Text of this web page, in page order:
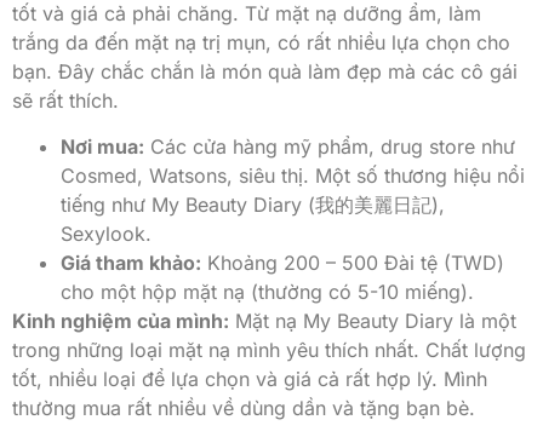
tốt và giá cả phải chăng. Từ mặt nạ dưỡng ẩm, làm
trắng da đến mặt nạ trị mụn, có rất nhiều lựa chọn cho
bạn. Đây chắc chắn là món quà làm đẹp mà các cô gái
sẽ rất thích.
Nơi mua: Các cửa hàng mỹ phẩm, drug store như
Cosmed, Watsons, siêu thị. Một số thương hiệu nổi
tiếng như My Beauty Diary (我的美麗日記),
Sexylook.
Giá tham khảo: Khoảng 200 – 500 Đài tệ (TWD)
cho một hộp mặt nạ (thường có 5-10 miếng).
Kinh nghiệm của mình: Mặt nạ My Beauty Diary là một
trong những loại mặt nạ mình yêu thích nhất. Chất lượng
tốt, nhiều loại để lựa chọn và giá cả rất hợp lý. Mình
thường mua rất nhiều về dùng dần và tặng bạn bè.